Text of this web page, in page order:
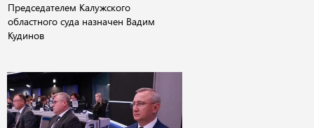
Председателем Калужского
областного суда назначен Вадим
Кудинов